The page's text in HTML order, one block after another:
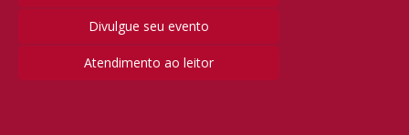
Divulgue seu evento
Atendimento ao leitor